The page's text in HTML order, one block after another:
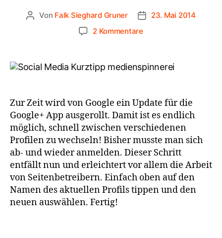
Von Falk Sieghard Gruner
23. Mai 2014
2 Kommentare
Zur Zeit wird von Google ein Update für die
Google+ App ausgerollt. Damit ist es endlich
möglich, schnell zwischen verschiedenen
Profilen zu wechseln! Bisher musste man sich
ab- und wieder anmelden. Dieser Schritt
entfällt nun und erleichtert vor allem die Arbeit
von Seitenbetreibern. Einfach oben auf den
Namen des aktuellen Profils tippen und den
neuen auswählen. Fertig!